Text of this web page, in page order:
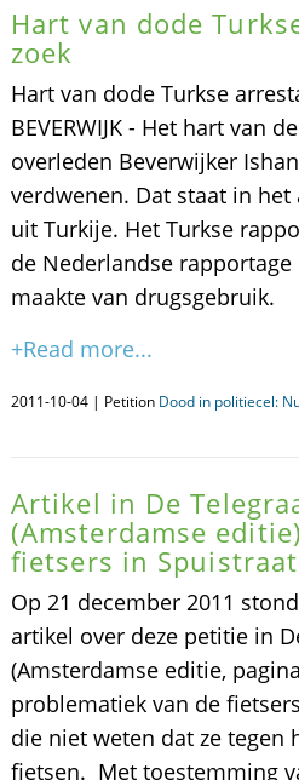
Hart van dode
zoek
Hart van dode Turkse
BEVERWIJK - Het hart van
overleden Beverwijker
verdwenen. Dat staat in
uit Turkije. Het Turkse
de Nederlandse
maakte van drugsgebruik.
+Read more...
2011-10-04 | Petition Dood in politiecel:
Artikel in De
(Amsterdamse
fietsers in
Op 21 december 2011
artikel over deze petitie in
(Amsterdamse editie,
problematiek van de
die niet weten dat ze tegen
fietsen. Met toestemming